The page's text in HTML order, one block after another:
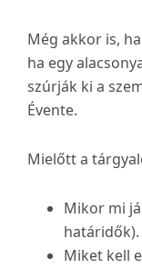
Még akkor is,
ha egy
szúrják ki a
Évente.
Mielőtt a
Mikor mi
határidők).
Miket kell